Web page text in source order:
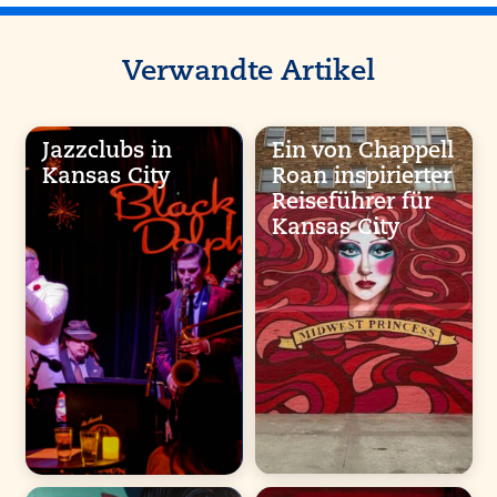
Verwandte Artikel
Jazzclubs in
Kansas City
Ein von Chappell
Roan inspirierter
Reiseführer für
Kansas City